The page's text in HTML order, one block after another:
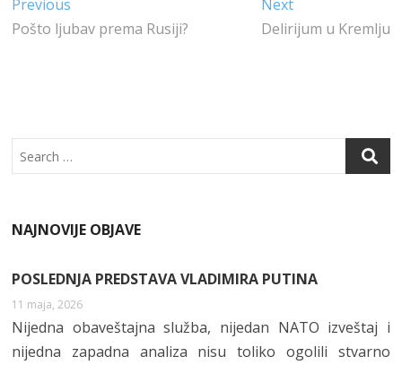
B E DI S
Kretanje
članka
Previous
post:
Pošto ljubav prema Rusiji?
Next
post:
Delirijum u Kremlju
Search
NAJNOVIJE OBJAVE
POSLEDNJA PREDSTAVA VLADIMIRA PUTINA
11 maja, 2026
Nijedna obaveštajna služba, nijedan NATO izveštaj i
nijedna zapadna analiza nisu toliko ogolili stvarno